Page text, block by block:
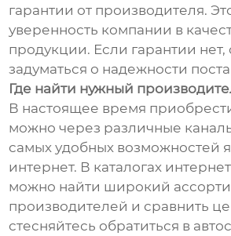
гарантии от производителя.
уверенность компании в
продукции. Если гарантии нет,
задуматься о надежности
Где найти нужный
В настоящее время
можно через различные
самых удобных возможностей
интернет. В каталогах
можно найти широкий
производителей и сравнить
стесняйтесь обратиться в